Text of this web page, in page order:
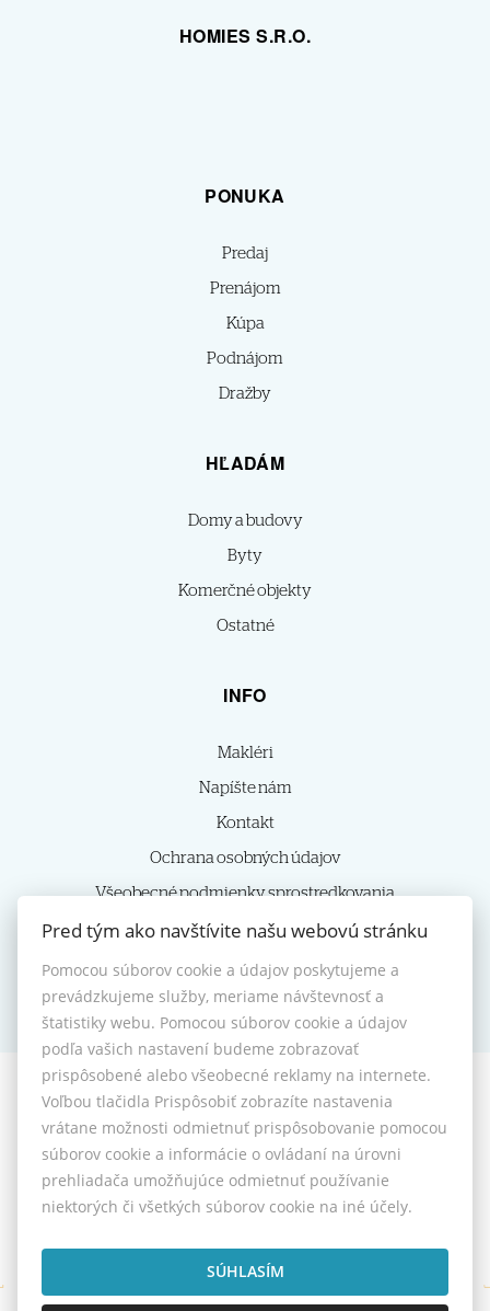
HOMIES S.R.O.
PONUKA
Predaj
Prenájom
Kúpa
Podnájom
Dražby
HĽADÁM
Domy a budovy
Byty
Komerčné objekty
Ostatné
INFO
Makléri
Napíšte nám
Kontakt
Ochrana osobných údajov
Všeobecné podmienky sprostredkovania
Reklamačný poriadok
Nastavenie cookies
© 2026 -HOMIES s.r.o.
Sládkovičova 7, Nitra 949 01, Tel.: +421 905350039, E-mail:
homies@homies.sk
Prepnúť na verziu pre počítače
Pred tým ako navštívite našu webovú stránku
Pomocou súborov cookie a údajov poskytujeme a
prevádzkujeme služby, meriame návštevnosť a
štatistiky webu. Pomocou súborov cookie a údajov
podľa vašich nastavení budeme zobrazovať
prispôsobené alebo všeobecné reklamy na internete.
Voľbou tlačidla Prispôsobiť zobrazíte nastavenia
vrátane možnosti odmietnuť prispôsobovanie pomocou
súborov cookie a informácie o ovládaní na úrovni
prehliadača umožňujúce odmietnuť používanie
niektorých či všetkých súborov cookie na iné účely.
SÚHLASÍM